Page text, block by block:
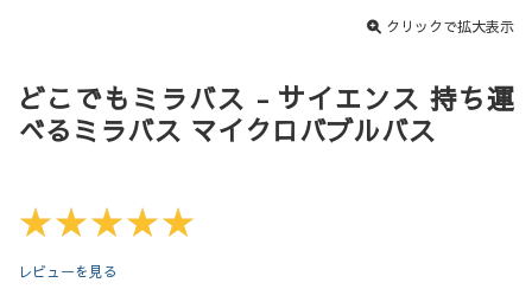
クリックで拡大表示
どこでもミラバス - サイエンス 持ち運
べるミラバス マイクロバブルバス
★★★★★
★★★★★
レビューを見る